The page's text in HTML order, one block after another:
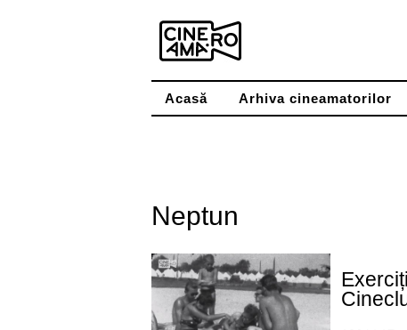
Skip
content
Acasă Arhiva cineamatorilor
Neptun